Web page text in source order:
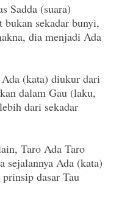
Sadda (suara)
bukan sekadar bunyi,
dia menjadi Ada
(kata) diukur dari
dalam Gau (laku,
dari sekadar
Taro Ada Taro
sejalannya Ada (kata)
dasar Tau